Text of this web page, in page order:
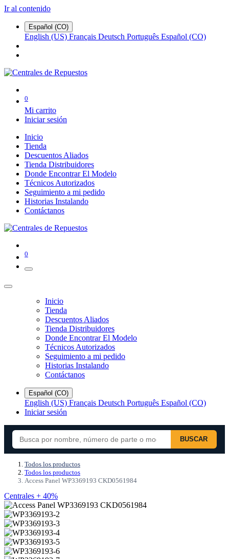
Ir al contenido
Español (CO)
English (US) Français Deutsch Português Español (CO)
0
Mi carrito
Iniciar sesión
Inicio
Tienda
Descuentos Aliados
Tienda Distribuidores
Donde Encontrar El Modelo
Técnicos Autorizados
Seguimiento a mi pedido
Historias Instalando
Contáctanos
0
Inicio
Tienda
Descuentos Aliados
Tienda Distribuidores
Donde Encontrar El Modelo
Técnicos Autorizados
Seguimiento a mi pedido
Historias Instalando
Contáctanos
Español (CO)
English (US) Français Deutsch Português Español (CO)
Iniciar sesión
BUSCAR
Todos los productos
Todos los productos
Access Panel WP3369193 CKD0561984
Centrales + 40%